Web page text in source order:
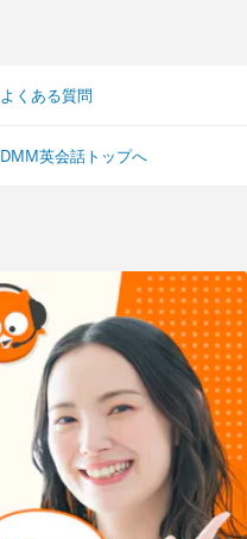
よくある質問
DMM英会話トップへ